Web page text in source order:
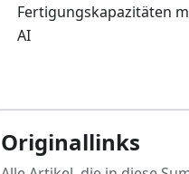
Fertigungskapazitäten
AI
Originallinks